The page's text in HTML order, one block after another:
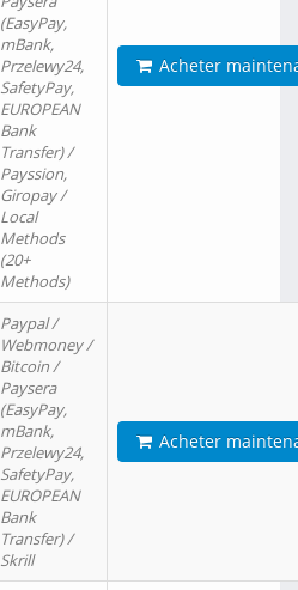
(EasyPay,
mBank,
Przelewy24,
SafetyPay,
EUROPEAN
Bank
Transfer) /
Payssion,
Giropay /
Local
Methods
(20+
Methods)
Acheter
Paypal /
Webmoney /
Bitcoin /
Paysera
(EasyPay,
mBank,
Przelewy24,
SafetyPay,
EUROPEAN
Bank
Transfer) /
Skrill
Acheter